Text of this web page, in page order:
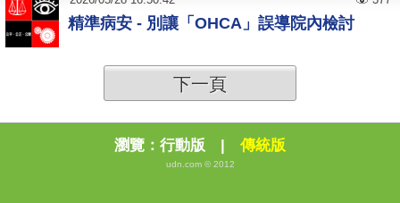
精準病安 - 別讓「OHCA」誤導院內檢討
下一頁
瀏覽： 行動版 | 傳統版
udn.com © 2012